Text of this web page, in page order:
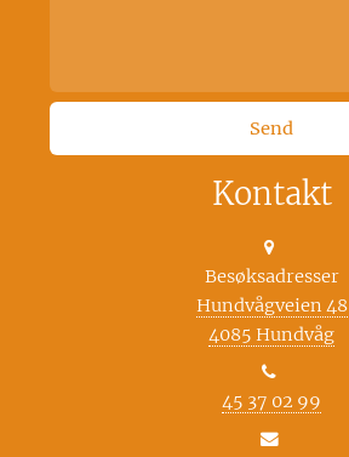
Kontakt
Besøksadresser
Hundvågveien 48
4085 Hundvåg
45 37 02 99